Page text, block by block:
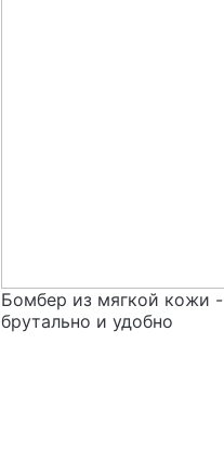
Бомбер из мягкой кожи -
брутально и удобно